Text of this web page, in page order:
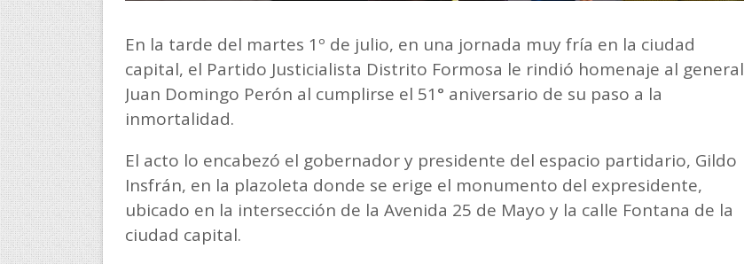
En la tarde del martes 1º de julio, en una jornada muy fría en la ciudad
capital, el Partido Justicialista Distrito Formosa le rindió homenaje al general
Juan Domingo Perón al cumplirse el 51° aniversario de su paso a la
inmortalidad.
El acto lo encabezó el gobernador y presidente del espacio partidario, Gildo
Insfrán, en la plazoleta donde se erige el monumento del expresidente,
ubicado en la intersección de la Avenida 25 de Mayo y la calle Fontana de la
ciudad capital.